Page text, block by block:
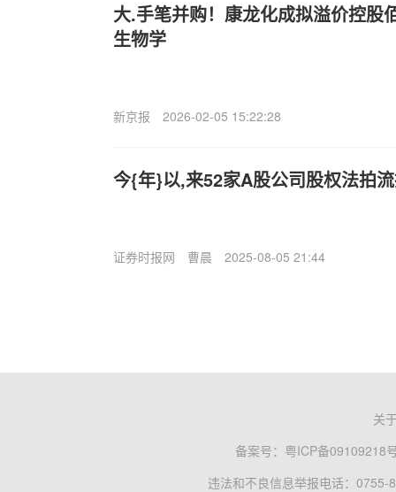
大.手笔并购！康龙化成拟溢价控股
生物学
新京报 2026-02-05 15:22:28
今{年}以,来52家A股公司股权法拍
证券时报网 曹晨 2025-08-05 21:44
关
备案号： 粤ICP备09109218
违法和不良信息举报电话：0755-